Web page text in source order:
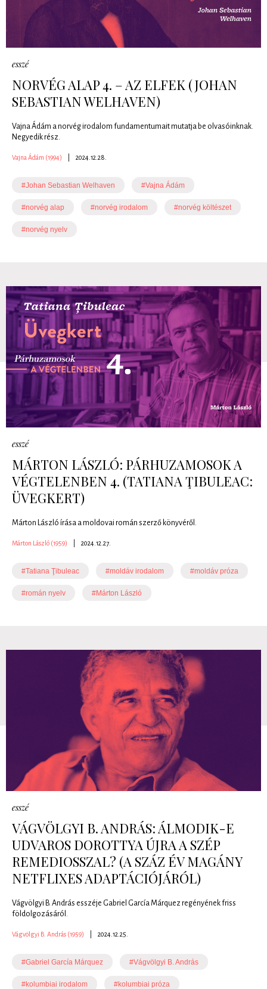
esszé
NORVÉG ALAP 4. – AZ ELFEK (JOHAN
SEBASTIAN WELHAVEN)
Vajna Ádám a norvég irodalom fundamentumait mutatja be olvasóinknak.
Negyedik rész.
Vajna Ádám (1994) 2024.12.28.
#Johan Sebastian Welhaven #Vajna Ádám
#norvég alap #norvég irodalom #norvég költészet
#norvég nyelv
esszé
MÁRTON LÁSZLÓ: PÁRHUZAMOSOK A
VÉGTELENBEN 4. (TATIANA ŢIBULEAC:
ÜVEGKERT)
Márton László írása a moldovai román szerző könyvéről.
Márton László (1959) 2024.12.27.
#Tatiana Ţibuleac #moldáv irodalom #moldáv próza
#román nyelv #Márton László
esszé
VÁGVÖLGYI B. ANDRÁS: ÁLMODIK-E
UDVAROS DOROTTYA ÚJRA A SZÉP
REMEDIOSSZAL? (A SZÁZ ÉV MAGÁNY
NETFLIXES ADAPTÁCIÓJÁRÓL)
Vágvölgyi B. András esszéje Gabriel García Márquez regényének friss
földolgozásáról.
Vágvölgyi B. András (1959) 2024.12.25.
#Gabriel García Márquez #Vágvölgyi B. András
#kolumbiai irodalom #kolumbiai próza